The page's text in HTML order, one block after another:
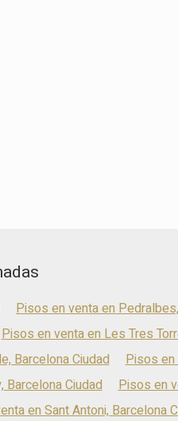
Pisos en venta en
Pisos en venta en Les Tres
Barcelona Ciudad
Pisos en
Barcelona Ciudad
Pisos en
en Sant Antoni, Barcelona